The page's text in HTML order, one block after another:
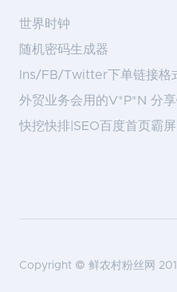
世界时钟
随机密码生成器
Ins/FB/Twitter下单链接格
外贸业务会用的V*P*N 分享
快挖快排|SEO百度首页霸屏
Copyright © 鲜农村粉丝网